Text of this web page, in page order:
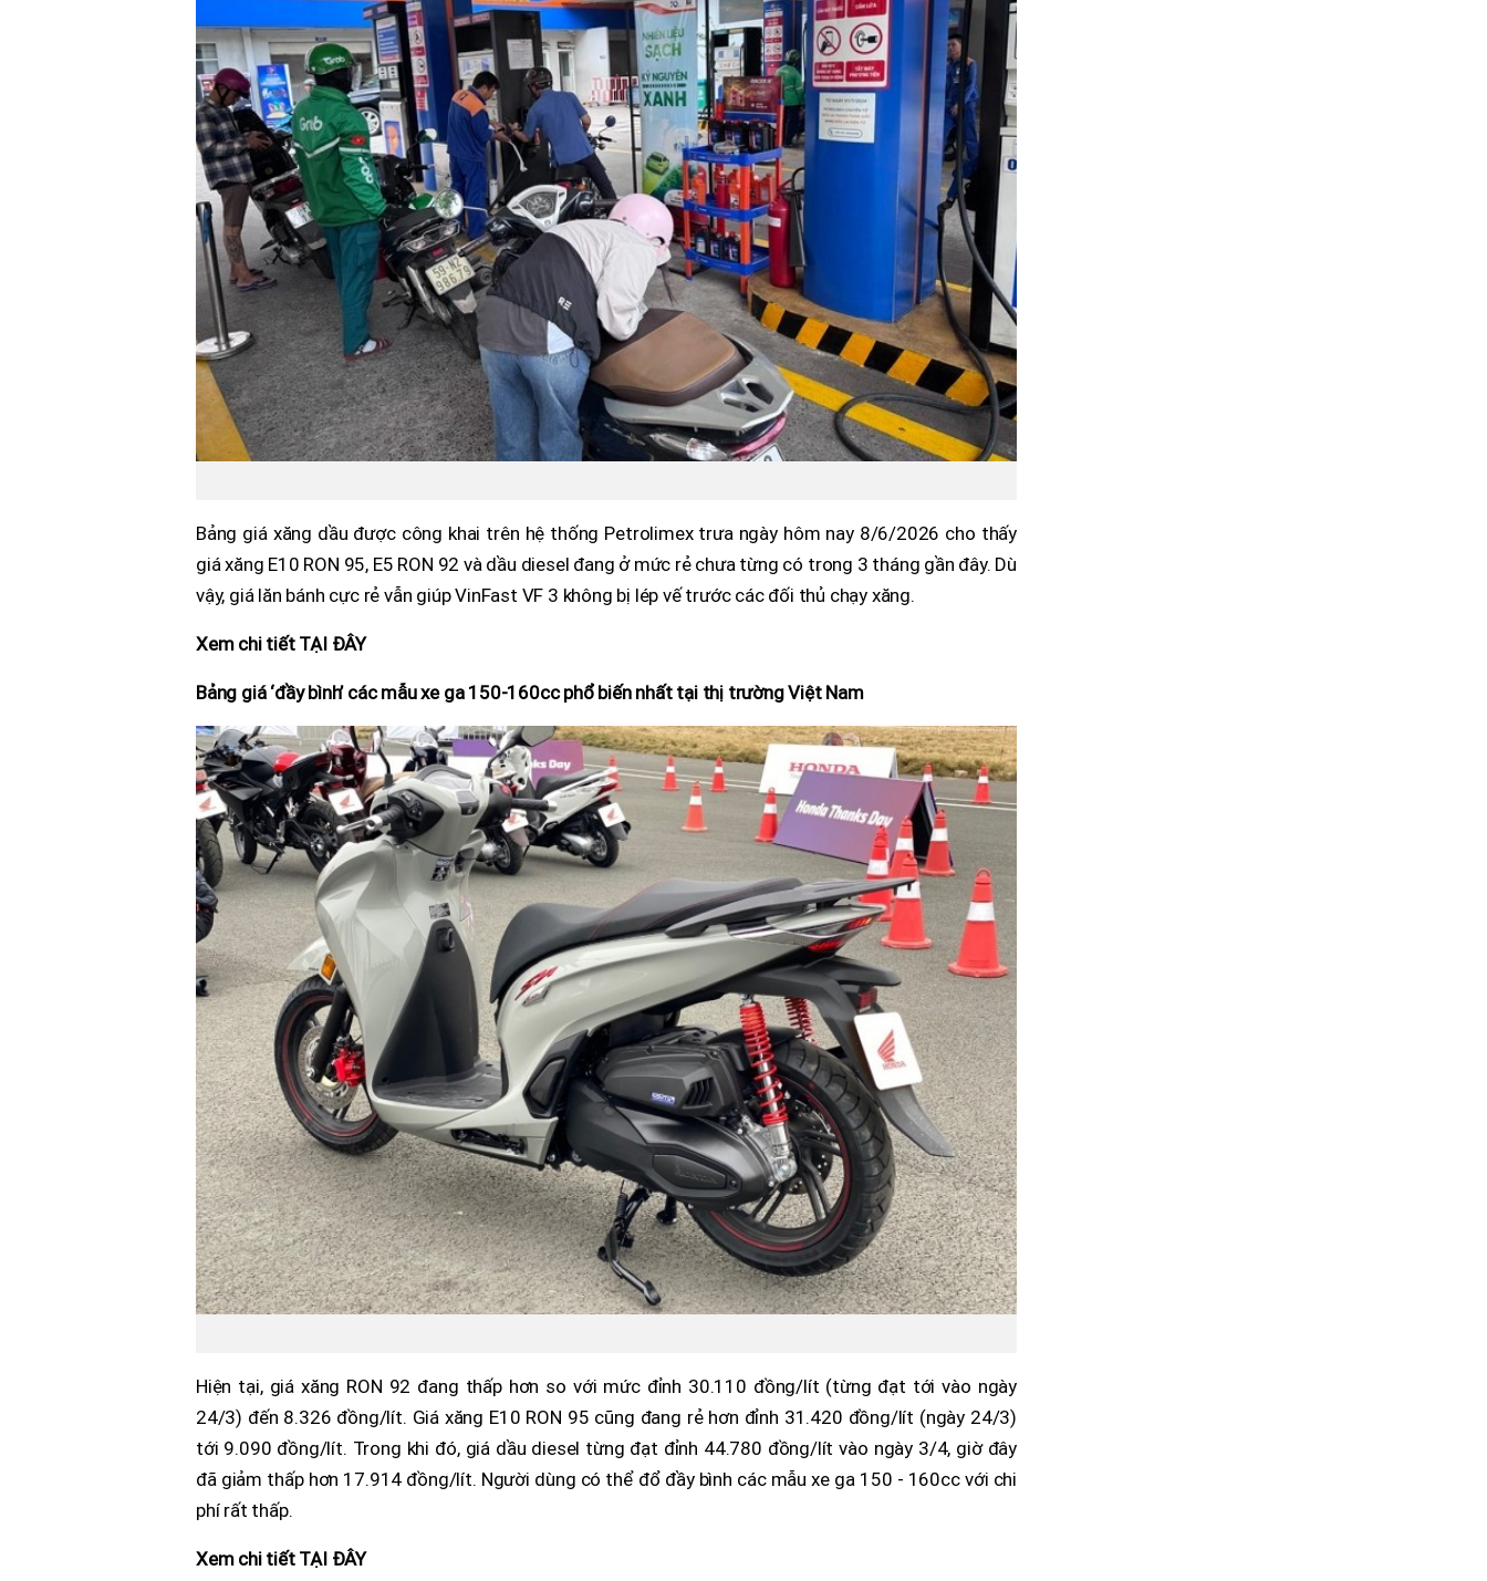
Bảng giá xăng dầu được công khai trên hệ thống Petrolimex trưa ngày hôm nay 8/6/2026 cho thấy
giá xăng E10 RON 95, E5 RON 92 và dầu diesel đang ở mức rẻ chưa từng có trong 3 tháng gần đây. Dù
vậy, giá lăn bánh cực rẻ vẫn giúp VinFast VF 3 không bị lép vế trước các đối thủ chạy xăng.
Xem chi tiết TẠI ĐÂY
Bảng giá ‘đầy bình’ các mẫu xe ga 150-160cc phổ biến nhất tại thị trường Việt Nam
Hiện tại, giá xăng RON 92 đang thấp hơn so với mức đỉnh 30.110 đồng/lít (từng đạt tới vào ngày
24/3) đến 8.326 đồng/lít. Giá xăng E10 RON 95 cũng đang rẻ hơn đỉnh 31.420 đồng/lít (ngày 24/3)
tới 9.090 đồng/lít. Trong khi đó, giá dầu diesel từng đạt đỉnh 44.780 đồng/lít vào ngày 3/4, giờ đây
đã giảm thấp hơn 17.914 đồng/lít. Người dùng có thể đổ đầy bình các mẫu xe ga 150 - 160cc với chi
phí rất thấp.
Xem chi tiết TẠI ĐÂY